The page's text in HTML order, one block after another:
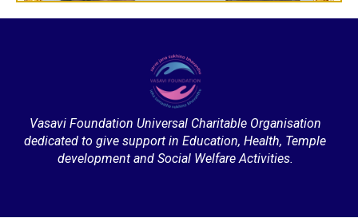
Sri Pulavarthi Ramakrishna Rao
Founder Donor, Malkajgiri, Telangana
Vasavi Foundation Universal Charitable Organisation
dedicated to give support in Education, Health, Temple
development and Social Welfare Activities.